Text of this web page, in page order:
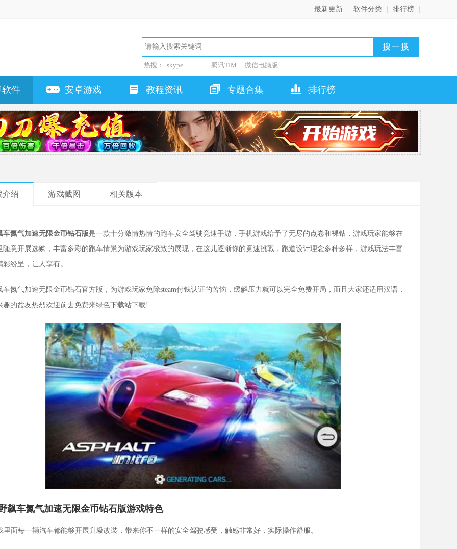
最新更新 软件分类 排行榜
热搜： skype 腾讯TIM 微信电脑版
软件 安卓游戏 教程资讯 专题合集 排行榜
介绍 游戏截图 相关版本
车氮气加速无限金币钻石版是一款十分激情热情的跑车安全驾驶竞速手游，手机游戏给予了无尽的点卷和裸钻，游戏玩家能够在
随意开展选购，丰富多彩的跑车情景为游戏玩家极致的展现，在这儿逐渐你的竟速挑戰，跑道设计理念多种多样，游戏玩法丰富
彩纷呈，让人享有。
车氮气加速无限金币钻石官方版，为游戏玩家免除steam付钱认证的苦恼，缓解压力就可以完全免费开局，而且大家还适用汉语，
趣的盆友热烈欢迎前去免费来绿色下载站下载!
飙车氮气加速无限金币钻石版游戏特色
里面每一辆汽车都能够开展升級改裝，带来你不一样的安全驾驶感受，触感非常好，实际操作舒服。